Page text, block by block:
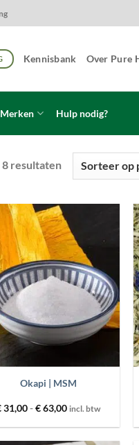
Kennisbank Over Pure
Merken Hulp nodig?
8 resultatenGesorteerd
op
Toevoegen
aan
wenslijst
Okapi | MSM
31,00-€63,00Prijsklasse:
tot
incl. btw